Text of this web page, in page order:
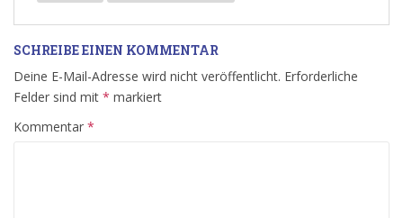
SCHREIBE EINEN KOMMENTAR
Deine E-Mail-Adresse wird nicht veröffentlicht. Erforderliche
Felder sind mit * markiert
Kommentar *